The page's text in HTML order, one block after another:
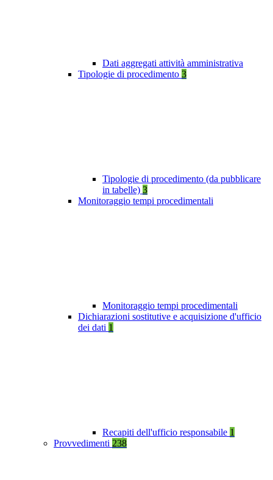
Dati aggregati attività amministrativa
Tipologie di procedimento 3
Tipologie di procedimento (da pubblicare
in tabelle) 3
Monitoraggio tempi procedimentali
Monitoraggio tempi procedimentali
Dichiarazioni sostitutive e acquisizione d'ufficio
dei dati 1
Recapiti dell'ufficio responsabile 1
Provvedimenti 238